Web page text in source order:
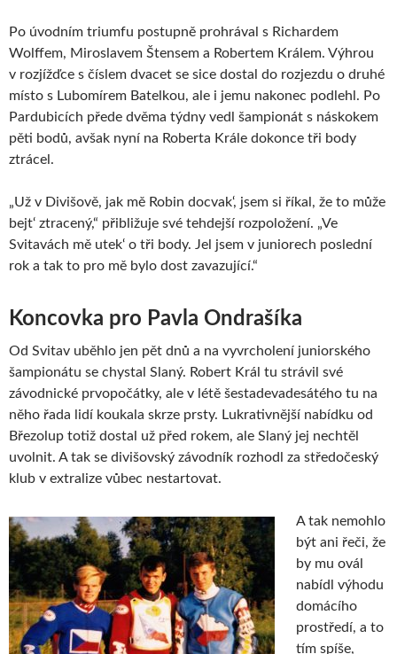
Po úvodním triumfu postupně prohrával s Richardem
Wolffem, Miroslavem Štensem a Robertem Králem. Výhrou
v rozjížďce s číslem dvacet se sice dostal do rozjezdu o druhé
místo s Lubomírem Batelkou, ale i jemu nakonec podlehl. Po
Pardubicích přede dvěma týdny vedl šampionát s náskokem
pěti bodů, avšak nyní na Roberta Krále dokonce tři body
ztrácel.
„Už v Divišově, jak mě Robin docvak‘, jsem si říkal, že to může
bejt‘ ztracený,“ přibližuje své tehdejší rozpoložení. „Ve
Svitavách mě utek‘ o tři body. Jel jsem v juniorech poslední
rok a tak to pro mě bylo dost zavazující.“
Koncovka pro Pavla Ondrašíka
Od Svitav uběhlo jen pět dnů a na vyvrcholení juniorského
šampionátu se chystal Slaný. Robert Král tu strávil své
závodnické prvopočátky, ale v létě šestadevadesátého tu na
něho řada lidí koukala skrze prsty. Lukrativnější nabídku od
Březolup totiž dostal už před rokem, ale Slaný jej nechtěl
uvolnit. A tak se divišovský závodník rozhodl za středočeský
klub v extralize vůbec nestartovat.
A tak nemohlo
být ani řeči, že
by mu ovál
nabídl výhodu
domácího
prostředí, a to
tím spíše,